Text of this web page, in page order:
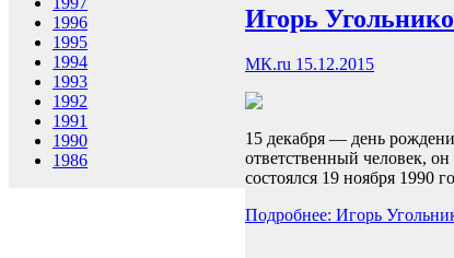
1996
1995
1994
1993
1992
1991
1990
1986
Игорь
МК.ru 15.12.2015
15 декабря — день
ответственный человек,
состоялся 19 ноября 1990
Подробнее: Игорь